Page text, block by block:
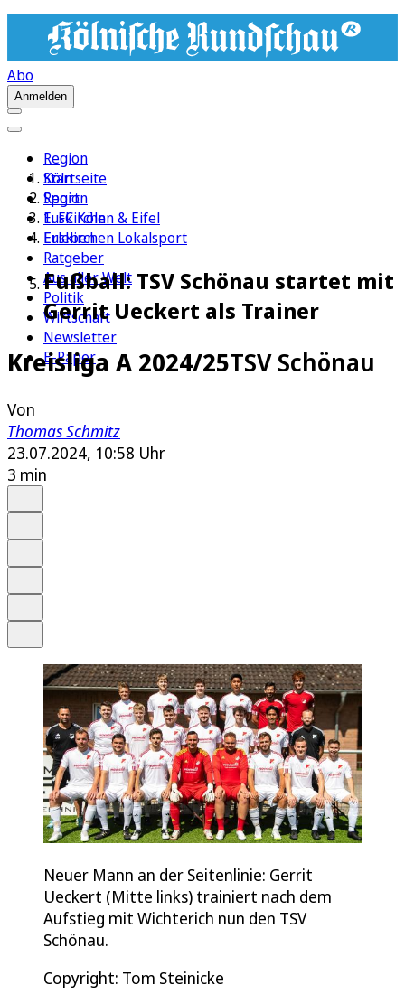
Abo
Anmelden
Region
Köln
Sport
1. FC Köln
Erleben
Ratgeber
Aus aller Welt
Politik
Wirtschaft
Newsletter
E-Paper
Startseite
Region
Euskirchen & Eifel
Euskirchen Lokalsport
Fußball: TSV Schönau startet mit
Gerrit Ueckert als Trainer
Kreisliga A 2024/25TSV Schönau
Von
Thomas Schmitz
23.07.2024, 10:58 Uhr
3 min
Neuer Mann an der Seitenlinie: Gerrit
Ueckert (Mitte links) trainiert nach dem
Aufstieg mit Wichterich nun den TSV
Schönau.
Copyright: Tom Steinicke